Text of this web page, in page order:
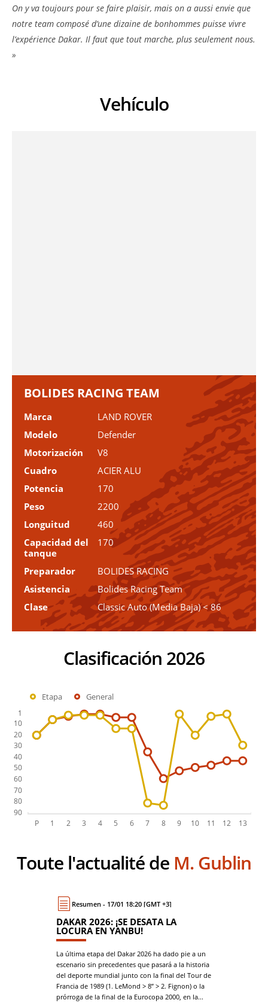
On y va toujours pour se faire plaisir, mais on a aussi envie que
notre team composé d’une dizaine de bonhommes puisse vivre
l’expérience Dakar. Il faut que tout marche, plus seulement nous.
»
Vehículo
BOLIDES RACING TEAM
Marca
LAND ROVER
Modelo
Defender
Motorización
V8
Cuadro
ACIER ALU
Potencia
170
Peso
2200
Longuitud
460
Capacidad del
tanque
170
Preparador
BOLIDES RACING
Asistencia
Bolides Racing Team
Clase
Classic Auto (Media Baja) < 86
Clasificación 2026
Etapa General
Toute l'actualité de M. Gublin
Resumen - 17/01 18:20 [GMT +3]
DAKAR 2026: ¡SE DESATA LA
LOCURA EN YANBU!
La última etapa del Dakar 2026 ha dado pie a un
escenario sin precedentes que pasará a la historia
del deporte mundial junto con la final del Tour de
Francia de 1989 (1. LeMond > 8’’ > 2. Fignon) o la
prórroga de la final de la Eurocopa 2000, en la...